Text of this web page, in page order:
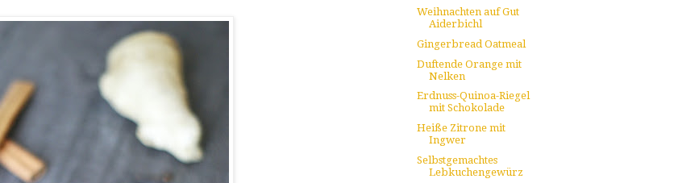
Weihnachten auf Gut
Aiderbichl
Gingerbread Oatmeal
Duftende Orange mit
Nelken
Erdnuss-Quinoa-Riegel
mit Schokolade
Heiße Zitrone mit
Ingwer
Selbstgemachtes
Lebkuchengewürz